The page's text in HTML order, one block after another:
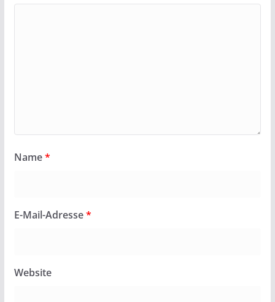
Name*
E-Mail-Adresse*
Website